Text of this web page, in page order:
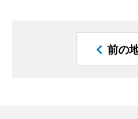
前の